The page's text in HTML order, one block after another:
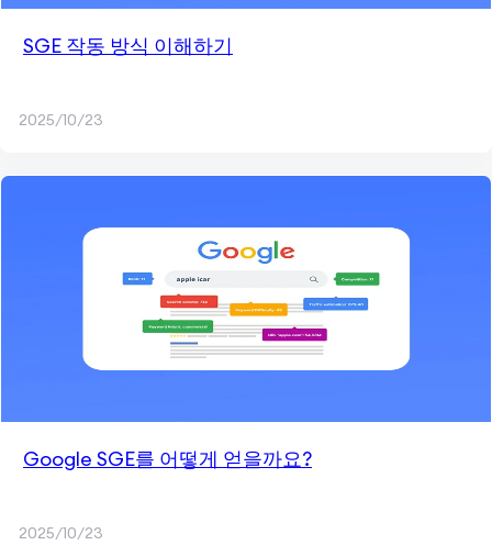
SGE 작동 방식 이해하기
2025/10/23
Google SGE를 어떻게 얻을까요?
2025/10/23